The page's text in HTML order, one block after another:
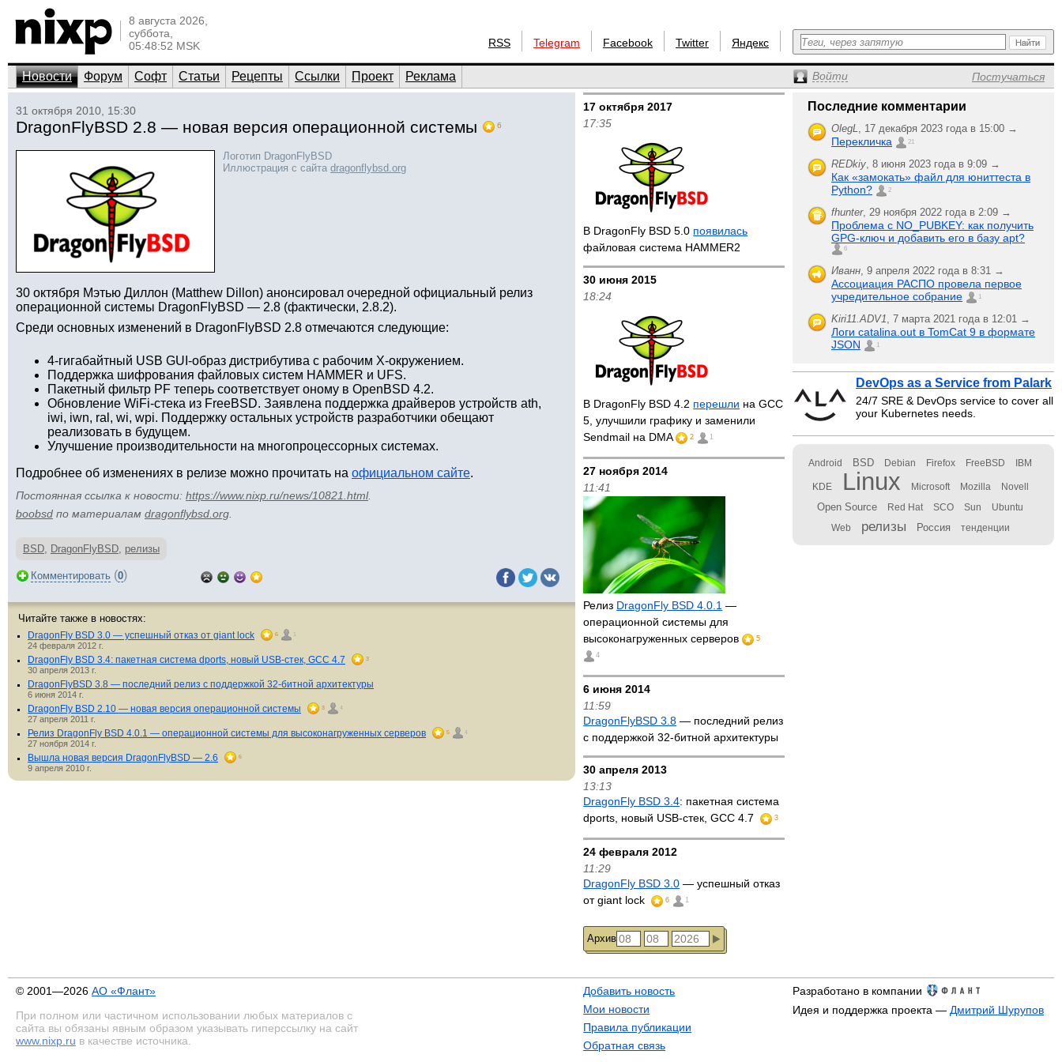
8 августа 2026,
суббота,
05:48:52 MSK
RSS Telegram Facebook Twitter Яндекс
Новости Форум Софт Статьи Рецепты Ссылки Проект Реклама Войти Постучаться
31 октября 2010, 15:30
DragonFlyBSD 2.8 — новая версия операционной системы 6
Логотип DragonFlyBSD
Иллюстрация с сайта dragonflybsd.org
30 октября Мэтью Диллон (Matthew Dillon) анонсировал очередной официальный релиз
операционной системы DragonFlyBSD — 2.8 (фактически, 2.8.2).
Среди основных изменений в DragonFlyBSD 2.8 отмечаются следующие:
4-гигабайтный USB GUI-образ дистрибутива с рабочим X-окружением.
Поддержка шифрования файловых систем HAMMER и UFS.
Пакетный фильтр PF теперь соответствует оному в OpenBSD 4.2.
Обновление WiFi-стека из FreeBSD. Заявлена поддержка драйверов устройств ath,
iwi, iwn, ral, wi, wpi. Поддержку остальных устройств разработчики обещают
реализовать в будущем.
Улучшение производительности на многопроцессорных системах.
Подробнее об изменениях в релизе можно прочитать на официальном сайте.
Постоянная ссылка к новости: https://www.nixp.ru/news/10821.html.
boobsd по материалам dragonflybsd.org
BSD, DragonFlyBSD, релизы
Комментировать (0)
Читайте также в новостях:
DragonFly BSD 3.0 — успешный отказ от giant lock 6 1
24 февраля 2012 г.
DragonFly BSD 3.4: пакетная система dports, новый USB-стек, GCC 4.7 3
30 апреля 2013 г.
DragonFlyBSD 3.8 — последний релиз с поддержкой 32-битной архитектуры
6 июня 2014 г.
DragonFly BSD 2.10 — новая версия операционной системы 3 4
27 апреля 2011 г.
Релиз DragonFly BSD 4.0.1 — операционной системы для высоконагруженных серверов 5 4
27 ноября 2014 г.
Вышла новая версия DragonFlyBSD — 2.6 6
9 апреля 2010 г.
17 октября 2017
17:35
В DragonFly BSD 5.0 появилась
файловая система HAMMER2
30 июня 2015
18:24
В DragonFly BSD 4.2 перешли на GCC
5, улучшили графику и заменили
Sendmail на DMA
2 1
27 ноября 2014
11:41
Релиз DragonFly BSD 4.0.1 —
операционной системы для
высоконагруженных серверов
5
4
6 июня 2014
11:59
DragonFlyBSD 3.8 — последний релиз
с поддержкой 32-битной архитектуры
30 апреля 2013
13:13
DragonFly BSD 3.4: пакетная система
dports, новый USB-стек, GCC 4.7
3
24 февраля 2012
11:29
DragonFly BSD 3.0 — успешный отказ
от giant lock
6 1
Архив
Последние комментарии
OlegL, 17 декабря 2023 года в 15:00 →
Перекличка 21
REDkiy, 8 июня 2023 года в 9:09 →
Как «замокать» файл для юниттеста в
Python?
2
fhunter, 29 ноября 2022 года в 2:09 →
Проблема с NO_PUBKEY: как получить
GPG-ключ и добавить его в базу apt?
6
Иванн, 9 апреля 2022 года в 8:31 →
Ассоциация РАСПО провела первое
учредительное собрание
1
Kiri11.ADV1, 7 марта 2021 года в 12:01 →
Логи catalina.out в TomCat 9 в формате
JSON
1
DevOps as a Service from Palark
24/7 SRE & DevOps service to cover all
your Kubernetes needs.
Android BSD Debian Firefox FreeBSD IBM
KDE Linux Microsoft Mozilla Novell
Open Source Red Hat SCO Sun Ubuntu
Web релизы Россия тенденции
© 2001—2026 АО «Флант»
При полном или частичном использовании любых материалов с
сайта вы обязаны явным образом указывать гиперссылку на сайт
www.nixp.ru в качестве источника.
Добавить новость
Мои новости
Правила публикации
Обратная связь
Разработано в компании
Идея и поддержка проекта — Дмитрий Шурупов